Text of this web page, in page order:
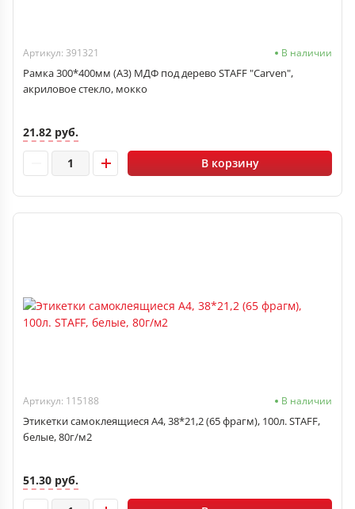
Артикул: 391321 В наличии
Рамка 300*400мм (А3) МДФ под дерево STAFF "Carven",
акриловое стекло, мокко
21.82 руб.
В корзину
Артикул: 115188 В наличии
Этикетки самоклеящиеся А4, 38*21,2 (65 фрагм), 100л. STAFF,
белые, 80г/м2
51.30 руб.